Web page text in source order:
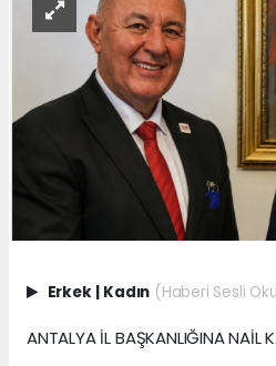
Erkek Kadın (Haberi Sesli
ANTALYA İL BAŞKANLIĞINA NAİL